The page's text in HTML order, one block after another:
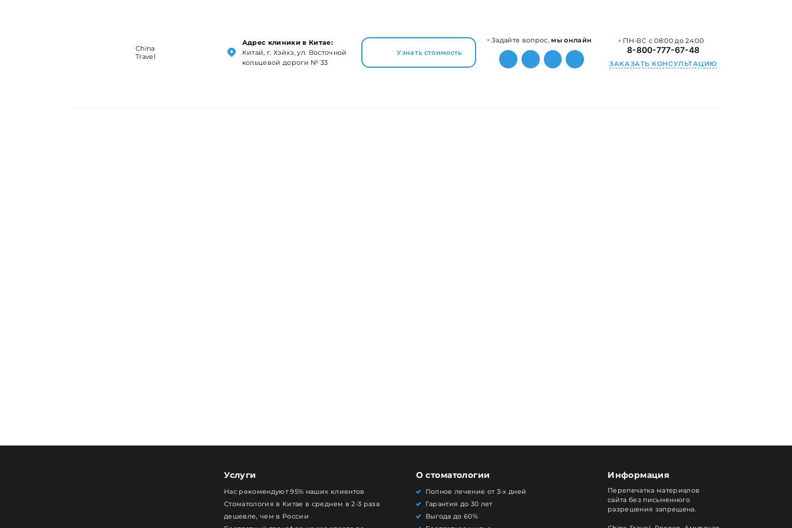
China
Travel
Адрес клиники в Китае:
Китай, г. Хэйхэ, ул. Восточной
кольцевой дороги № 33
Узнать стоимость
Задайте вопрос, мы онлайн ПН-ВС с 08:00 до 24:00
8-800-777-67-48
ЗАКАЗАТЬ КОНСУЛЬТАЦИЮ
Услуги
Нас рекомендуют 95% наших клиентов
Стоматология в Китае в среднем в 2-3 раза
дешевле, чем в России
О стоматологии
Полное лечение от 3-х дней
Гарантия до 30 лет
Выгода до 60%
Информация
Перепечатка материалов
сайта без письменного
разрешения запрещена.